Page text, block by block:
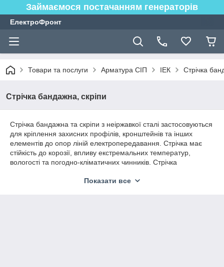
Займаємося постачанням генераторів
ЕлектроФронт
Товари та послуги Арматура СІП ІЕК Стрічка
Стрічка бандажна, скріпи
Стрічка бандажна та скріпи з неіржавкої сталі застосовуються
для кріплення захисних профілів, кронштейнів та інших
елементів до опор ліній електропередавання. Стрічка має
стійкість до корозії, впливу екстремальних температур,
вологості та погодно-кліматичних чинників. Стрічка
Показати все